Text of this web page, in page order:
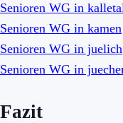
Senioren WG in
Senioren WG in kamen
Senioren WG in juelich
Senioren WG in
Fazit